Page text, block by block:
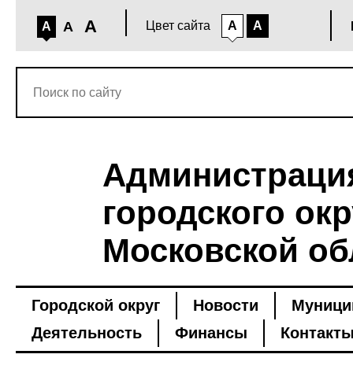
A A A Цвет сайта A A
городского
Московской
Городской округ Новости
Деятельность
Финансы